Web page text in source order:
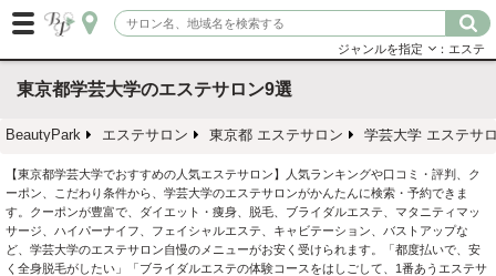
ジャンルを指定 ：エステ
東京都学芸大学のエステサロン9選
BeautyPark エステサロン 東京都 エステサロン 学芸大学 エステサ
【東京都学芸大学でおすすめの人気エステサロン】人気ランキングや口コミ・評判、ク
ーポン、こだわり条件から、学芸大学のエステサロンがかんたんに検索・予約できま
す。クーポンが豊富で、ダイエット・痩身、脱毛、ブライダルエステ、マタニティマッ
サージ、ハイパーナイフ、フェイシャルエステ、キャビテーション、バストアップな
ど、学芸大学のエステサロン自慢のメニューがお安く受けられます。「都度払いで、安
く全身脱毛がしたい」「ブライダルエステの体験コースをはしごして、1番あうエステサ